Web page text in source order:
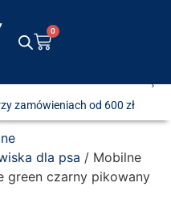
0
od 600 zł
dla psa / Mobilne
green czarny pikowany